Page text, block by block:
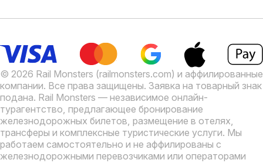
© 2026 Rail Monsters (railmonsters.com) и аффилированные
компании. Все права защищены. Заявка на товарный знак
подана. Rail Monsters — независимое онлайн-
турагентство, предлагающее бронирование
железнодорожных билетов, размещение в отелях,
трансферы и комплексные туристические услуги. Мы
работаем самостоятельно и не аффилированы с
железнодорожными перевозчиками или операторами